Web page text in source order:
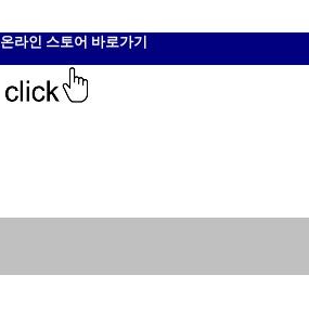
온라인 스토어 바로가기